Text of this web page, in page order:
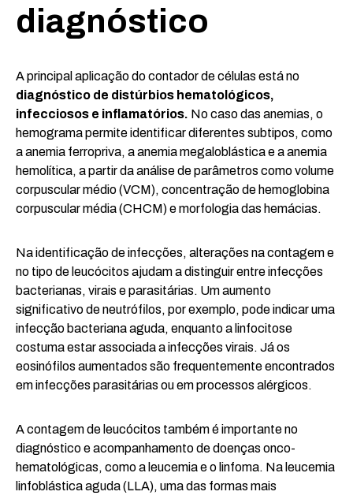
diagnóstico
A principal aplicação do contador de células está no
diagnóstico de distúrbios hematológicos,
infecciosos e inflamatórios. No caso das anemias, o
hemograma permite identificar diferentes subtipos, como
a anemia ferropriva, a anemia megaloblástica e a anemia
hemolítica, a partir da análise de parâmetros como volume
corpuscular médio (VCM), concentração de hemoglobina
corpuscular média (CHCM) e morfologia das hemácias.
Na identificação de infecções, alterações na contagem e
no tipo de leucócitos ajudam a distinguir entre infecções
bacterianas, virais e parasitárias. Um aumento
significativo de neutrófilos, por exemplo, pode indicar uma
infecção bacteriana aguda, enquanto a linfocitose
costuma estar associada a infecções virais. Já os
eosinófilos aumentados são frequentemente encontrados
em infecções parasitárias ou em processos alérgicos.
A contagem de leucócitos também é importante no
diagnóstico e acompanhamento de doenças onco-
hematológicas, como a leucemia e o linfoma. Na leucemia
linfoblástica aguda (LLA), uma das formas mais